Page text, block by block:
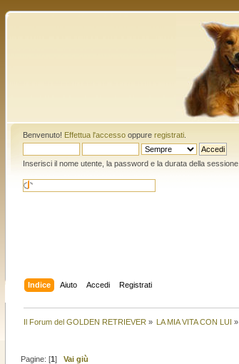
Benvenuto! Effettua l'accessooppure registrati.
Inserisci il nome utente, la password e la durata della sessione.
Indice Aiuto Accedi Registrati
Il Forum del GOLDEN RETRIEVER » LA MIA VITA CON LUI »
Pagine: [1] Vai giù